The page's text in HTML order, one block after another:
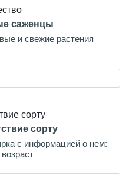
саженцы
и свежие растения
сорту
с информацией о нем: